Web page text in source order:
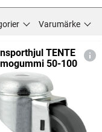
Varumärke
TENTE
50-100